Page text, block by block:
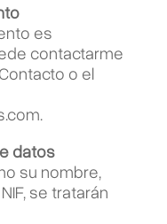
es
contactarme
o el
datos
su nombre,
se tratarán